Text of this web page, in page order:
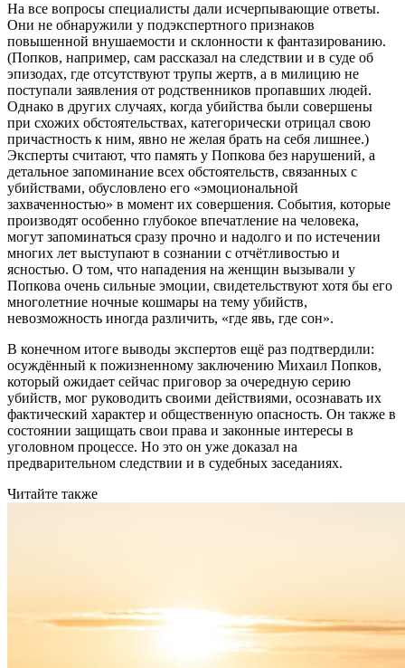
На все вопросы специалисты дали исчерпывающие ответы.
Они не обнаружили у подэкспертного признаков
повышенной внушаемости и склонности к фантазированию.
(Попков, например, сам рассказал на следствии и в суде об
эпизодах, где отсутствуют трупы жертв, а в милицию не
поступали заявления от родственников пропавших людей.
Однако в других случаях, когда убийства были совершены
при схожих обстоятельствах, категорически отрицал свою
причастность к ним, явно не желая брать на себя лишнее.)
Эксперты считают, что память у Попкова без нарушений, а
детальное запоминание всех обстоятельств, связанных с
убийствами, обусловлено его «эмоциональной
захваченностью» в момент их совершения. События, которые
производят особенно глубокое впечатление на человека,
могут запоминаться сразу прочно и надолго и по истечении
многих лет выступают в сознании с отчётливостью и
ясностью. О том, что нападения на женщин вызывали у
Попкова очень сильные эмоции, свидетельствуют хотя бы его
многолетние ночные кошмары на тему убийств,
невозможность иногда различить, «где явь, где сон».
В конечном итоге выводы экспертов ещё раз подтвердили:
осуждённый к пожизненному заключению Михаил Попков,
который ожидает сейчас приговор за очередную серию
убийств, мог руководить своими действиями, осознавать их
фактический характер и общественную опасность. Он также в
состоянии защищать свои права и законные интересы в
уголовном процессе. Но это он уже доказал на
предварительном следствии и в судебных заседаниях.
Читайте также